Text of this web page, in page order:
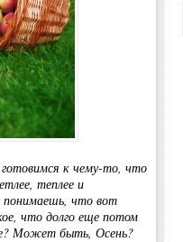
к чему-то, что
теплее и
понимаешь, что вот
что долго еще потом
Может быть, Осень?